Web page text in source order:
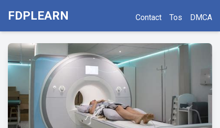
FDPLEARN Contact Tos DMCA